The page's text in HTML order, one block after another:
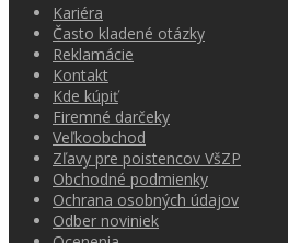
Kariéra
Často kladené otázky
Reklamácie
Kontakt
Kde kúpiť
Firemné darčeky
Veľkoobchod
Zľavy pre poistencov VšZP
Obchodné podmienky
Ochrana osobných údajov
Odber noviniek